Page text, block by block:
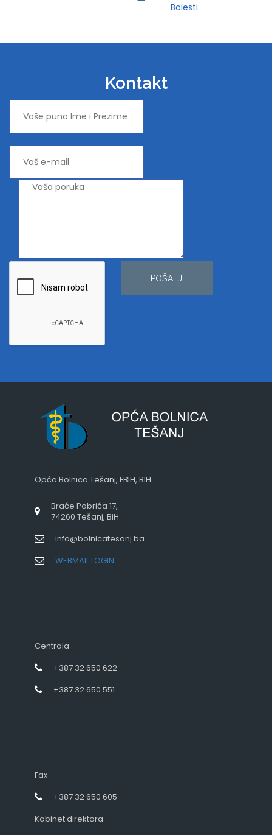
Bolesti
Kontakt
POŠALJI
Opća Bolnica Tešanj, FBIH, BIH
Braće Pobrića 17,
74260 Tešanj, BiH
info@bolnicatesanj.ba
WEBMAIL LOGIN
Centrala
+387 32 650 622
+387 32 650 551
Fax
+387 32 650 605
Kabinet direktora